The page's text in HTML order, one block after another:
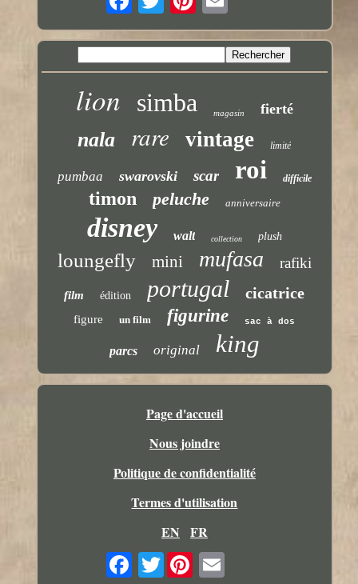
lion simba magasin fierté
nala rare vintage limité
pumbaa swarovski scar roi difficile
timon peluche anniversaire
disney walt collection plush
loungefly mini mufasa rafiki
film édition portugal cicatrice
figure un film figurine sac à dos
parcs original king
Page d'accueil
Nous joindre
Politique de confidentialité
Termes d'utilisation
EN
FR
Twitter